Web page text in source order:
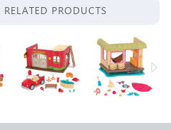
RELATED PRODUCTS